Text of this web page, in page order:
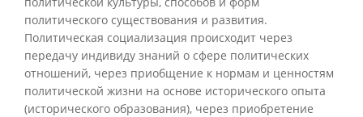
политического существования и развития.
Политическая социализация происходит через
передачу индивиду знаний о сфере политических
отношений, через приобщение к нормам и ценностям
политической жизни на основе исторического опыта
(исторического образования), через приобретение